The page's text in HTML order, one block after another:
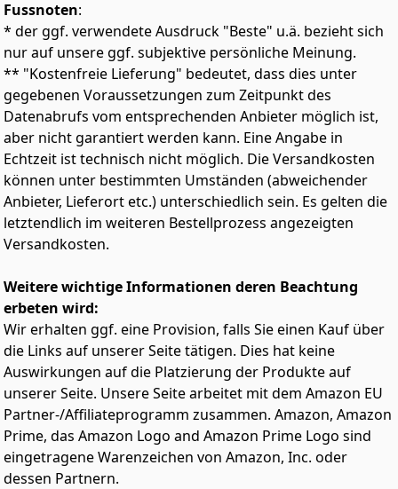
beim Abtauchen automatisch und hilft dabei, das
Eindringen von Wasser während der Nutzung zu
begrenzen
FLEXIBLER UNTERER SCHLAUCH MIT GLATTER
INNENSTRUKTUR - Der gewellte Schlauch ist innen
glatt gestaltet, um eine praktische Luftführung zu
unterstützen und Wasseransammlungen während der
Nutzung zu reduzieren
GROSSES AUSBLASVENTIL FÜR EINFACHES ENTLEEREN -
Das elliptische Ausblasventil im unteren Bereich ist
dafür ausgelegt, das Entleeren von Wasser zu
erleichtern und eine praktische Handhabung zu
unterstützen
ENTWICKELT UND HERGESTELLT IN ITALIEN VON
System, automatischem Trockenventil, flexiblem
unterem Schlauch und Ausblasventil für Schnorcheln
und Schwimmen
Fussnoten:
* der ggf. verwendete Ausdruck "Beste" u.ä. bezieht sich
nur auf unsere ggf. subjektive persönliche Meinung.
** "Kostenfreie Lieferung" bedeutet, dass dies unter
gegebenen Voraussetzungen zum Zeitpunkt des
Datenabrufs vom entsprechenden Anbieter möglich ist,
aber nicht garantiert werden kann. Eine Angabe in
Echtzeit ist technisch nicht möglich. Die Versandkosten
können unter bestimmten Umständen (abweichender
Anbieter, Lieferort etc.) unterschiedlich sein. Es gelten die
letztendlich im weiteren Bestellprozess angezeigten
Versandkosten.
Weitere wichtige Informationen deren Beachtung
erbeten wird:
Wir erhalten ggf. eine Provision, falls Sie einen Kauf über
die Links auf unserer Seite tätigen. Dies hat keine
Auswirkungen auf die Platzierung der Produkte auf
unserer Seite. Unsere Seite arbeitet mit dem Amazon EU
Partner-/Affiliateprogramm zusammen. Amazon, Amazon
Prime, das Amazon Logo and Amazon Prime Logo sind
eingetragene Warenzeichen von Amazon, Inc. oder
dessen Partnern.